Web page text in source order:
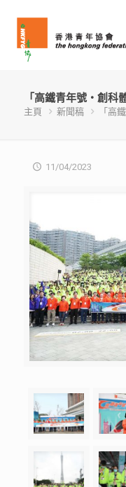
「高鐵青年號‧創科
主頁 新聞稿 「高
11/04/2023